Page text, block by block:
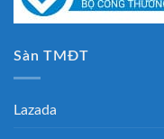
Sàn TMĐT
Lazada